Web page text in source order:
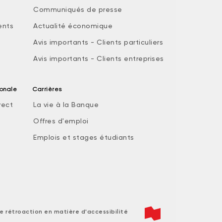
Communiqués de presse
Actualité économique
Avis importants - Clients particuliers
Avis importants - Clients entreprises
Carrières
La vie à la Banque
Offres d'emploi
Emplois et stages étudiants
rétroaction en matière d'accessibilité